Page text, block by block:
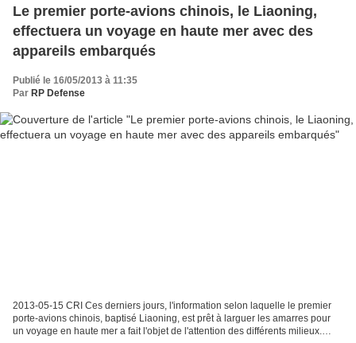
Le premier porte-avions chinois, le Liaoning,
effectuera un voyage en haute mer avec des
appareils embarqués
Publié le 16/05/2013 à 11:35
Par RP Defense
2013-05-15 CRI Ces derniers jours, l'information selon laquelle le premier
porte-avions chinois, baptisé Liaoning, est prêt à larguer les amarres pour
un voyage en haute mer a fait l'objet de l'attention des différents milieux.